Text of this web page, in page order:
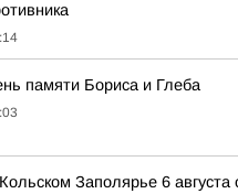
памяти Бориса и Глеба
Заполярье 6 августа